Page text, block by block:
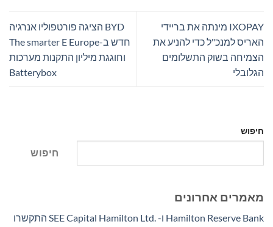
IXOPAY מינתה את בריידי
האריס למנכ"ל כדי להניע את
הצמיחה בשוק התשלומים
הגלובלי
BYD הציגה פורטפוליו אנרגיה
חדש ב-The smarter E Europe
וחוגגת מיליון התקנות מערכות
Batterybox
חיפוש
חיפוש
מאמרים אחרונים
Hamilton Reserve Bank ו- SEE Capital Hamilton Ltd.‎ התקשרו